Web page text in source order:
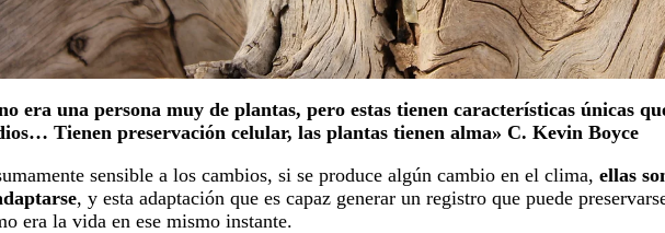
era una persona muy de plantas, pero estas tienen características únicas
Tienen preservación celular, las plantas tienen alma» C. Kevin Boyce
sensible a los cambios, si se produce algún cambio en el clima, ellas
, y esta adaptación que es capaz generar un registro que puede
era la vida en ese mismo instante.